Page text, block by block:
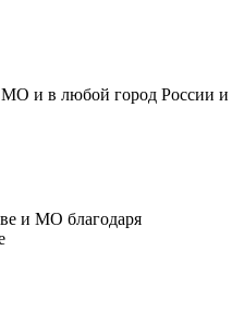
и в любой город России и
и МО благодаря